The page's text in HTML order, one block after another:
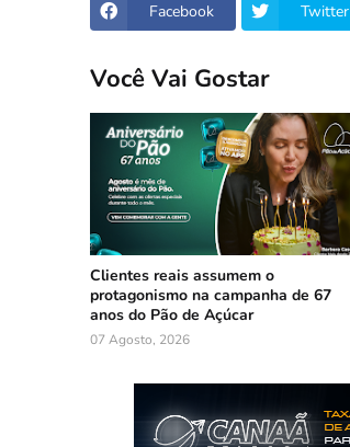
Facebook Twitter
Você Vai Gostar
Clientes reais assumem o
protagonismo na campanha de 67
anos do Pão de Açúcar
07 Agosto, 2026